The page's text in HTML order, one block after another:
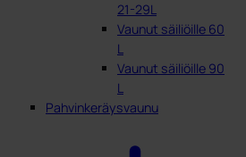
21-29L
Vaunut säiliöille 60
L
Vaunut säiliöille 90
L
Pahvinkeräysvaunu